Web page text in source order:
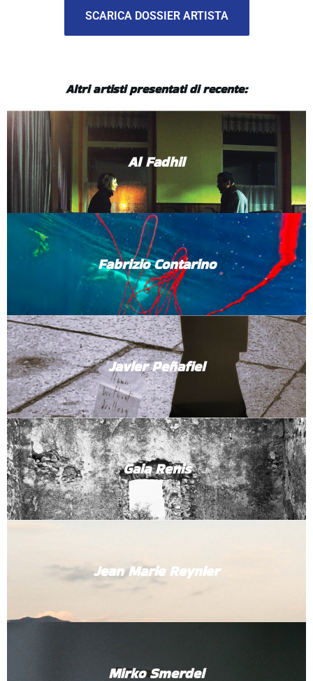
SCARICA DOSSIER ARTISTA
Altri artisti presentati di recente:
Al Fadhil
Fabrizio Contarino
Javier Peñafiel
Gaia Renis
Jean Marie Reynier
Mirko Smerdel